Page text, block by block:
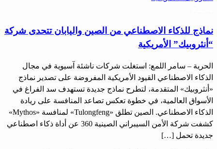
نماذج للذكاء الاصطناعي من الصين واليابان تتحدى شركة
“أنثروبيك” الأمريكية
الحرية – سامر اللمع: استغلت شركات ناشئة آسيوية في مجال
الذكاء الاصطناعي القيود الأمريكية المفروضة على تصدير نماذج
«أنثروبيك» المتقدمة، لتطرح نماذج جديدة تستهدف سد الفراغ في
الأسواق العالمية، في خطوة تعكس تصاعد المنافسة على ريادة
الذكاء الاصطناعي. الصين تطلق «Tulongfeng» لمنافسة «Mythos»
كشفت شركة الأمن السيبراني الصينية 360 عن أداة ذكاء اصطناعي
جديدة تحمل […]